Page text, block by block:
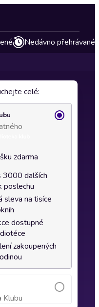
Nedávno přehrávané
celé:
zdarma
3000 dalších
poslechu
sleva na tisíce
dostupné
zakoupených
Klubu
do košíku